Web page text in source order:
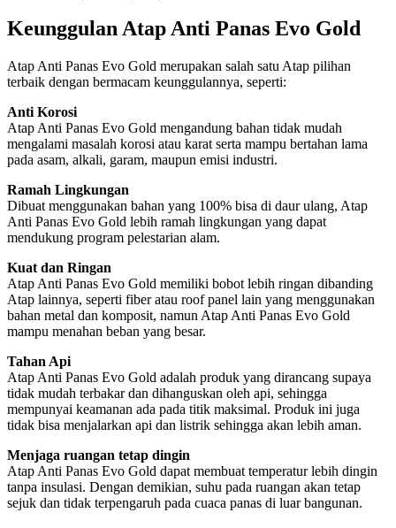
Keunggulan Atap Anti Panas Evo Gold
Atap Anti Panas Evo Gold merupakan salah satu Atap pilihan
terbaik dengan bermacam keunggulannya, seperti:
Anti Korosi
Atap Anti Panas Evo Gold mengandung bahan tidak mudah
mengalami masalah korosi atau karat serta mampu bertahan lama
pada asam, alkali, garam, maupun emisi industri.
Ramah Lingkungan
Dibuat menggunakan bahan yang 100% bisa di daur ulang, Atap
Anti Panas Evo Gold lebih ramah lingkungan yang dapat
mendukung program pelestarian alam.
Kuat dan Ringan
Atap Anti Panas Evo Gold memiliki bobot lebih ringan dibanding
Atap lainnya, seperti fiber atau roof panel lain yang menggunakan
bahan metal dan komposit, namun Atap Anti Panas Evo Gold
mampu menahan beban yang besar.
Tahan Api
Atap Anti Panas Evo Gold adalah produk yang dirancang supaya
tidak mudah terbakar dan dihanguskan oleh api, sehingga
mempunyai keamanan ada pada titik maksimal. Produk ini juga
tidak bisa menjalarkan api dan listrik sehingga akan lebih aman.
Menjaga ruangan tetap dingin
Atap Anti Panas Evo Gold dapat membuat temperatur lebih dingin
tanpa insulasi. Dengan demikian, suhu pada ruangan akan tetap
sejuk dan tidak terpengaruh pada cuaca panas di luar bangunan.